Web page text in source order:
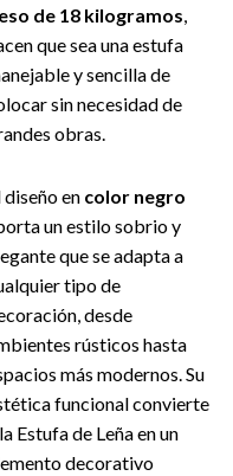
de 18 kilogramos,
que sea una estufa
y sencilla de
sin necesidad de
obras.
diseño en color negro
un estilo sobrio y
que se adapta a
tipo de
desde
rústicos hasta
más modernos. Su
funcional convierte
Estufa de Leña en un
decorativo